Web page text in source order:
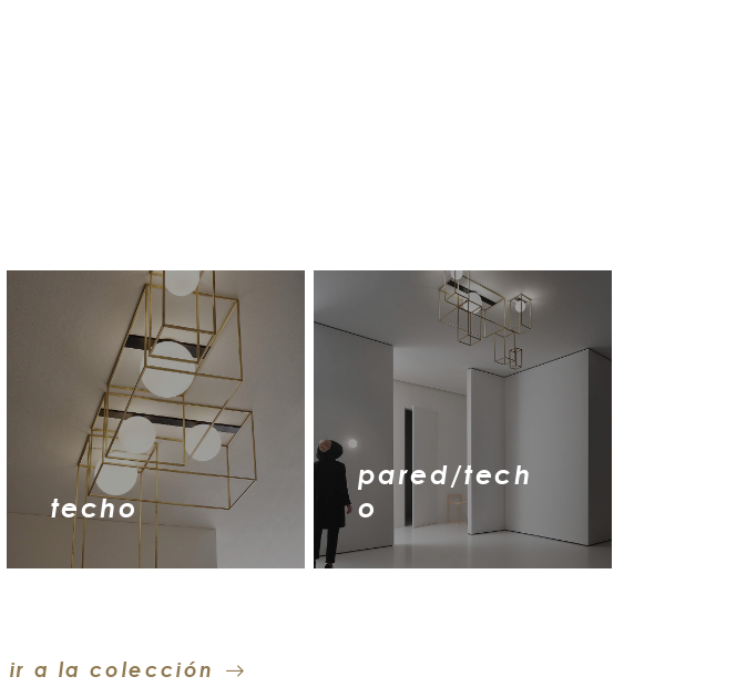
techo
pared/tech
o
ir a la colección